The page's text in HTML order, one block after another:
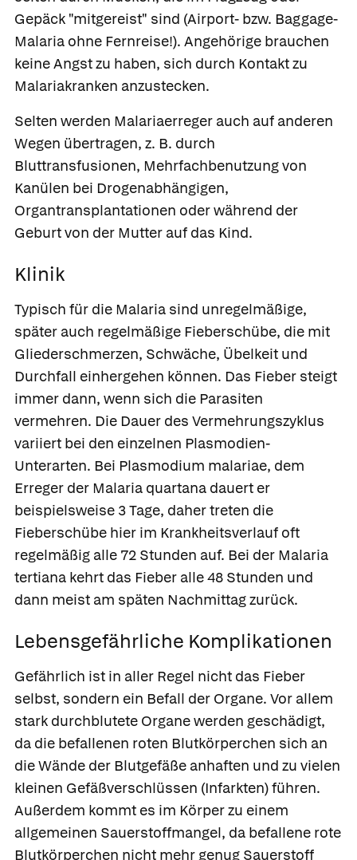
Gepäck "mitgereist" sind (Airport- bzw. Baggage-
Malaria ohne Fernreise!). Angehörige brauchen
keine Angst zu haben, sich durch Kontakt zu
Malariakranken anzustecken.
Selten werden Malariaerreger auch auf anderen
Wegen übertragen, z. B. durch
Bluttransfusionen, Mehrfachbenutzung von
Kanülen bei Drogenabhängigen,
Organtransplantationen oder während der
Geburt von der Mutter auf das Kind.
Klinik
Typisch für die Malaria sind unregelmäßige,
später auch regelmäßige Fieberschübe, die mit
Gliederschmerzen, Schwäche, Übelkeit und
Durchfall einhergehen können. Das Fieber steigt
immer dann, wenn sich die Parasiten
vermehren. Die Dauer des Vermehrungszyklus
variiert bei den einzelnen Plasmodien-
Unterarten. Bei Plasmodium malariae, dem
Erreger der Malaria quartana dauert er
beispielsweise 3 Tage, daher treten die
Fieberschübe hier im Krankheitsverlauf oft
regelmäßig alle 72 Stunden auf. Bei der Malaria
tertiana kehrt das Fieber alle 48 Stunden und
dann meist am späten Nachmittag zurück.
Lebensgefährliche Komplikationen
Gefährlich ist in aller Regel nicht das Fieber
selbst, sondern ein Befall der Organe. Vor allem
stark durchblutete Organe werden geschädigt,
da die befallenen roten Blutkörperchen sich an
die Wände der Blutgefäße anhaften und zu vielen
kleinen Gefäßverschlüssen (Infarkten) führen.
Außerdem kommt es im Körper zu einem
allgemeinen Sauerstoffmangel, da befallene rote
Blutkörperchen nicht mehr genug Sauerstoff